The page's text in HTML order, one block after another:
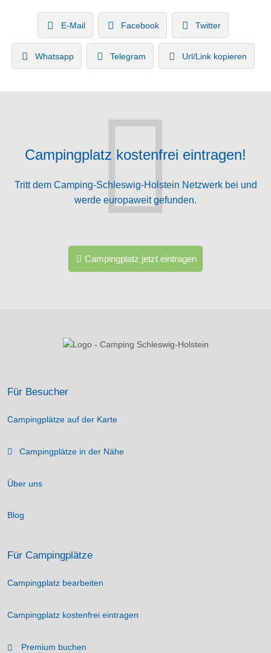
E-Mail Facebook Twitter
Whatsapp Telegram Url/Link kopieren
Campingplatz kostenfrei eintragen!
Tritt dem Camping-Schleswig-Holstein Netzwerk bei und
werde europaweit gefunden.
Campingplatz jetzt eintragen
Für Besucher
Campingplätze auf der Karte
Campingplätze in der Nähe
Über uns
Blog
Für Campingplätze
Campingplatz bearbeiten
Campingplatz kostenfrei eintragen
Premium buchen